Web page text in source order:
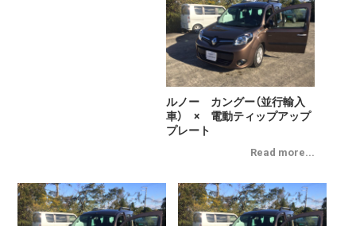
ルノー カングー（並行輸入
車） × 電動ティップアップ
プレート